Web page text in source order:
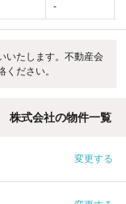
-
いたします。不動産会
ください。
株式会社の物件一覧
変更する